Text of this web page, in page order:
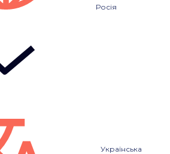
Росія
Українська